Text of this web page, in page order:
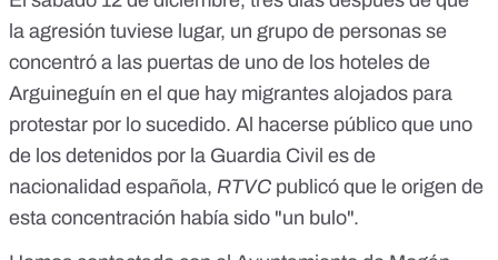
la agresión tuviese lugar, un grupo de personas se
concentró a las puertas de uno de los hoteles de
Arguineguín en el que hay migrantes alojados para
protestar por lo sucedido. Al hacerse público que uno
de los detenidos por la Guardia Civil es de
nacionalidad española, RTVC publicó que le origen de
esta concentración había sido "un bulo".